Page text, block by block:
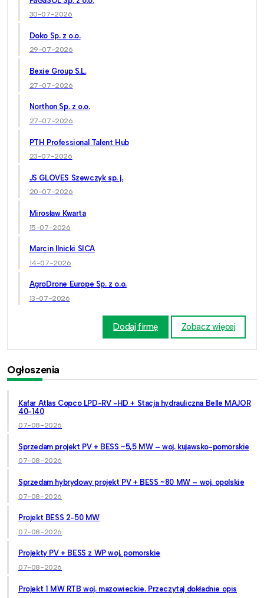
30-07-2026
Doko Sp. z o.o.
29-07-2026
Bexie Group S.L.
27-07-2026
Northon Sp. z o.o.
27-07-2026
PTH Professional Talent Hub
23-07-2026
JS GLOVES Szewczyk sp. j.
20-07-2026
Mirosław Kwarta
15-07-2026
Marcin Ilnicki SICA
14-07-2026
AgroDrone Europe Sp. z o.o.
13-07-2026
Dodaj firmę Zobacz więcej
Ogłoszenia
Kafar Atlas Copco LPD-RV -HD + Stacja hydrauliczna Belle MAJOR
40-140
07-08-2026
Sprzedam projekt PV + BESS ~5,5 MW – woj. kujawsko-pomorskie
07-08-2026
Sprzedam hybrydowy projekt PV + BESS ~80 MW – woj. opolskie
07-08-2026
Projekt BESS 2-50 MW
07-08-2026
Projekty PV + BESS z WP woj. pomorskie
07-08-2026
Projekt 1 MW RTB woj. mazowieckie. Przeczytaj dokładnie opis